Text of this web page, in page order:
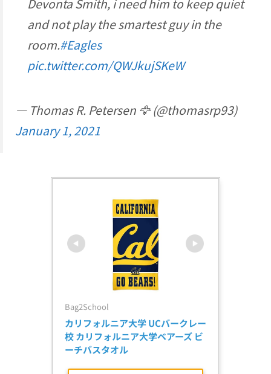
Devonta Smith, i need him to keep quiet
and not play the smartest guy in the
room.#Eagles
pic.twitter.com/QWJkujSKeW
— Thomas R. Petersen 🦅 (@thomasrp93)
January 1, 2021
Bag2School
カリフォルニア大学 UCバークレー
校 カリフォルニア大学ベアーズ ビ
ーチバスタオル